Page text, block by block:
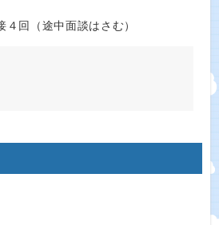
回（途中面談はさむ）